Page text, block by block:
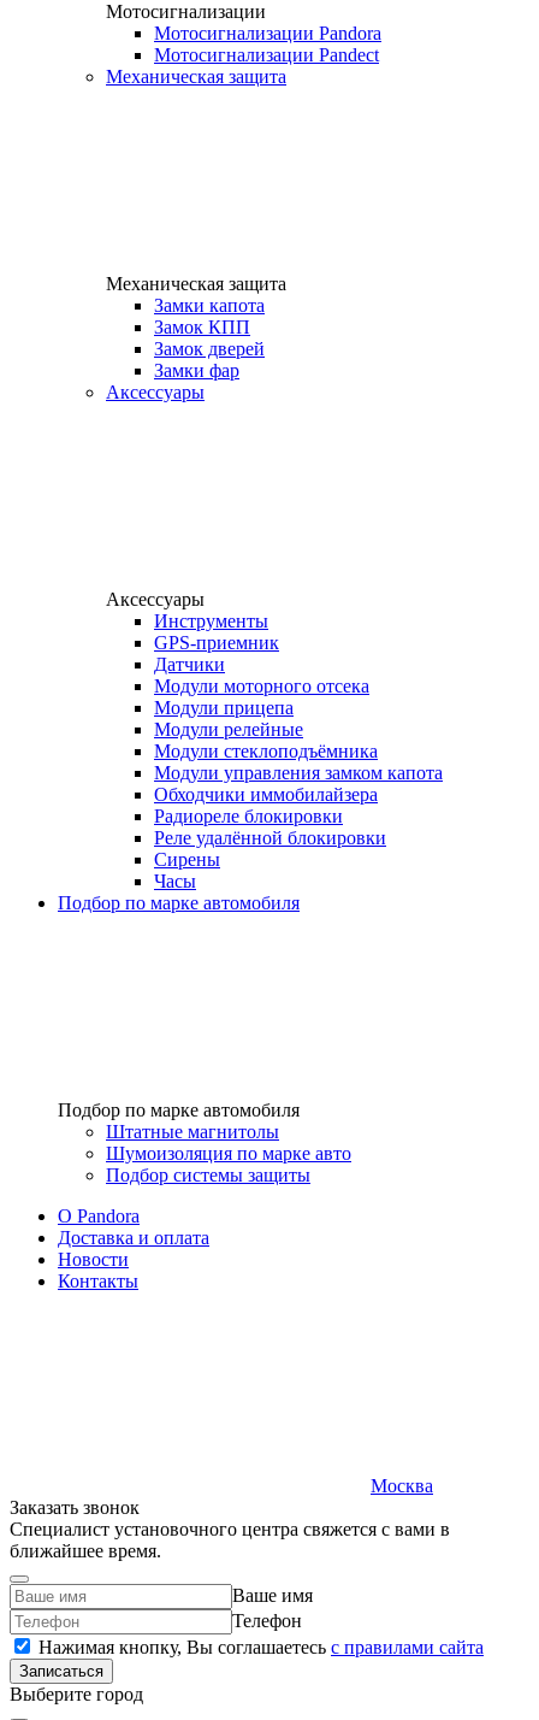
Мотосигнализации
Мотосигнализации Pandora
Мотосигнализации Pandect
Механическая защита
Механическая защита
Замки капота
Замок КПП
Замок дверей
Замки фар
Аксессуары
Аксессуары
Инструменты
GPS-приемник
Датчики
Модули моторного отсека
Модули прицепа
Модули релейные
Модули стеклоподъёмника
Модули управления замком капота
Обходчики иммобилайзера
Радиореле блокировки
Реле удалённой блокировки
Сирены
Часы
Подбор по марке автомобиля
Подбор по марке автомобиля
Штатные магнитолы
Шумоизоляция по марке авто
Подбор системы защиты
O Pandora
Доставка и оплата
Новости
Контакты
Москва
Заказать звонок
Специалист установочного центра свяжется с вами в
ближайшее время.
Ваше имя
Телефон
Нажимая кнопку, Вы соглашаетесь c правилами сайта
Записаться
Выберите город